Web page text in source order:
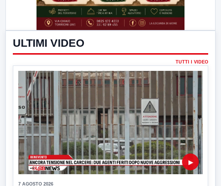
ULTIMI VIDEO
TUTTI I VIDEO
▶
7 AGOSTO 2026